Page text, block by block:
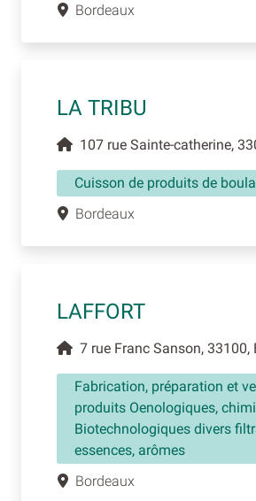
Bordeaux
LA TRIBU
107 rue Sainte-catherine,
Cuisson de produits de
Bordeaux
LAFFORT
7 rue Franc Sanson, 33100,
Fabrication, préparation et
produits Oenologiques,
Biotechnologiques divers
essences, arômes
Bordeaux